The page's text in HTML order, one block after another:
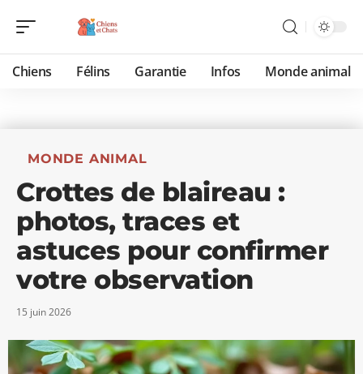
Chiens Félins Garantie Infos Monde animal
MONDE ANIMAL
Crottes de blaireau :
photos, traces et
astuces pour confirmer
votre observation
15 juin 2026